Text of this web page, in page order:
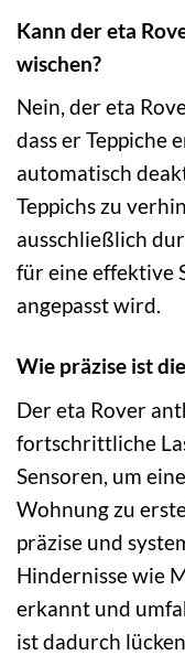
Kann der eta
wischen?
Nein, der eta
dass er Teppiche
automatisch
Teppichs zu
ausschließlich
für eine effektive
angepasst wird.
Wie präzise ist
Der eta Rover
fortschrittliche
Sensoren, um
Wohnung zu
präzise und
Hindernisse wie
erkannt und
ist dadurch